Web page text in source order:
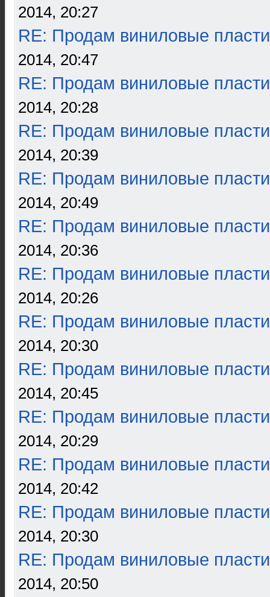
2014, 20:27
RE: Продам виниловые
2014, 20:47
RE: Продам виниловые
2014, 20:28
RE: Продам виниловые
2014, 20:39
RE: Продам виниловые
2014, 20:49
RE: Продам виниловые
2014, 20:36
RE: Продам виниловые
2014, 20:26
RE: Продам виниловые
2014, 20:30
RE: Продам виниловые
2014, 20:45
RE: Продам виниловые
2014, 20:29
RE: Продам виниловые
2014, 20:42
RE: Продам виниловые
2014, 20:30
RE: Продам виниловые
2014, 20:50